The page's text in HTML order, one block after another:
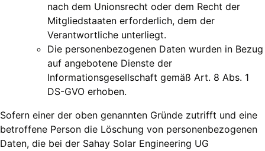
nach dem Unionsrecht oder dem Recht der
Mitgliedstaaten erforderlich, dem der
Verantwortliche unterliegt.
Die personenbezogenen Daten wurden in Bezug
auf angebotene Dienste der
Informationsgesellschaft gemäß Art. 8 Abs. 1
DS-GVO erhoben.
Sofern einer der oben genannten Gründe zutrifft und eine
betroffene Person die Löschung von personenbezogenen
Daten, die bei der Sahay Solar Engineering UG